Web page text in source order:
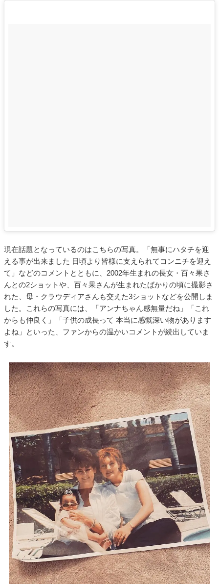
現在話題となっているのはこちらの写真。「無事にハタチを迎
える事が出来ました 日頃より皆様に支えられてコンニチを迎え
て」などのコメントとともに、2002年生まれの長女・百々果さ
んとの2ショットや、百々果さんが生まれたばかりの頃に撮影さ
れた、母・クラウディアさんも交えた3ショットなどを公開しま
した。これらの写真には、「アンナちゃん感無量だね」「これ
からも仲良く」「子供の成長って 本当に感慨深い物があります
よね」といった、ファンからの温かいコメントが続出していま
す。